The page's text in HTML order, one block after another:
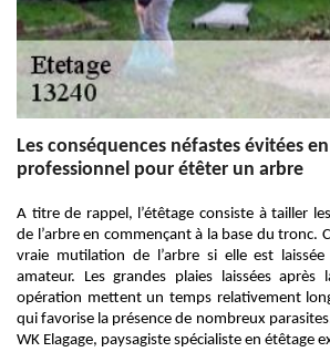
Les conséquences néfastes évitées
professionnel pour étêter un arbre
A titre de rappel, l’étêtage consiste à tailler
de l’arbre en commençant à la base du tronc.
vraie mutilation de l’arbre si elle est
amateur. Les grandes plaies laissées
opération mettent un temps relativement
qui favorise la présence de nombreux
WK Elagage, paysagiste spécialiste en étêtage